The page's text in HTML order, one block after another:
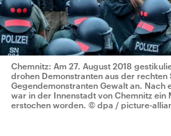
Chemnitz: Am 27. August 2018
drohen Demonstranten aus der rechten
Gegendemonstranten Gewalt an. Nach
war in der Innenstadt von Chemnitz ein
erstochen worden. © dpa / picture-